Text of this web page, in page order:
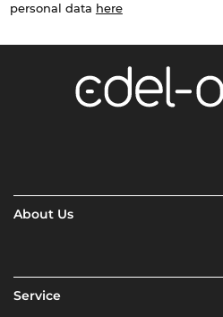
personal data here
About Us
Service